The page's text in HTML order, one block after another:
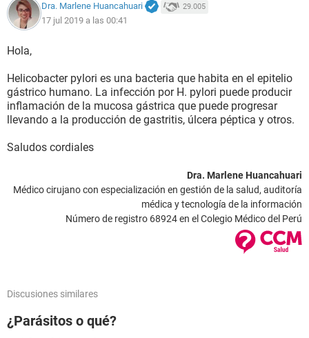
Dra. Marlene Huancahuari 29.005
17 jul 2019 a las 00:41
Hola,
Helicobacter pylori es una bacteria que habita en el epitelio
gástrico humano. La infección por H. pylori puede producir
inflamación de la mucosa gástrica que puede progresar
llevando a la producción de gastritis, úlcera péptica y otros.
Saludos cordiales
Dra. Marlene Huancahuari
Médico cirujano con especialización en gestión de la salud, auditoría
médica y tecnología de la información
Número de registro 68924 en el Colegio Médico del Perú
Discusiones similares
¿Parásitos o qué?